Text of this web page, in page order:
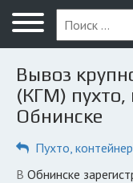
Главная
Вопрос юристу
Обнинск
ПОЛЬЗОВАТЕЛЯМ
Компании
Вывоз
(КГМ)
Обнинске
Пухто,
в Обнинске зарегистрирована 1 компания по вывозу